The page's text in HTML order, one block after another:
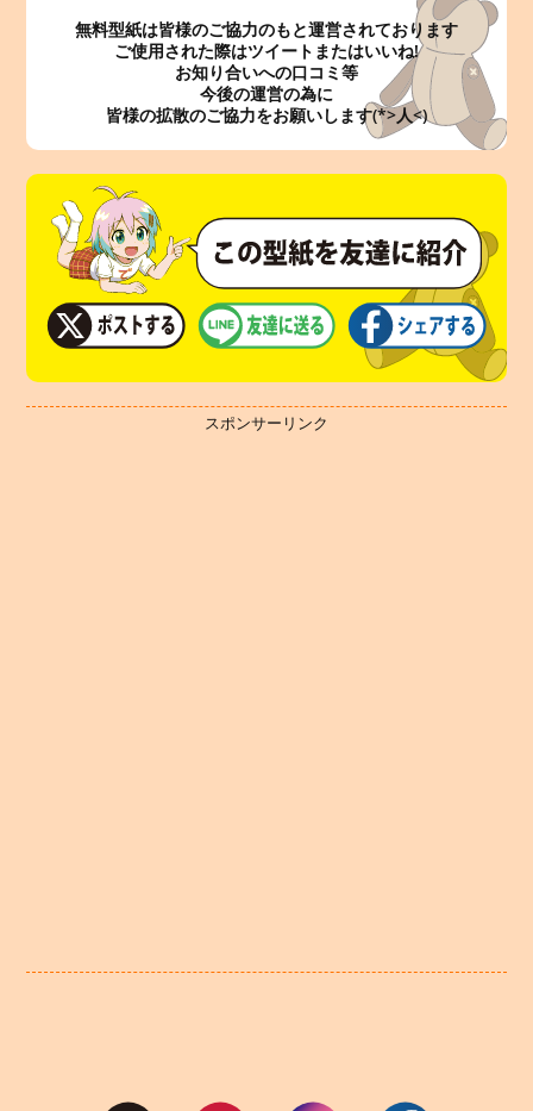
無料型紙は皆様のご協力のもと運営されております
ご使用された際はツイートまたはいいね!
お知り合いへの口コミ等
今後の運営の為に
皆様の拡散のご協力をお願いします(*>人<)
スポンサーリンク